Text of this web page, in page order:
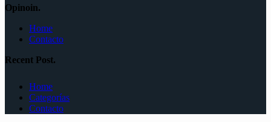
Opinoin.
Home
Contacto
Recent Post.
Home
Categorías
Contacto